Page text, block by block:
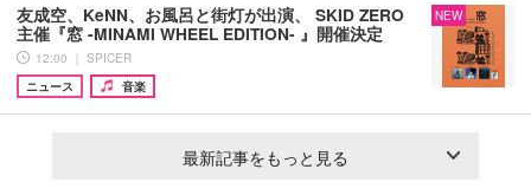
友成空、KeNN、お風呂と街灯が出演、 SKID ZERO
主催『窓 -MINAMI WHEEL EDITION- 』開催決定
12:00 ｜ SPICER
ニュース
音楽
NEW
最新記事をもっと見る